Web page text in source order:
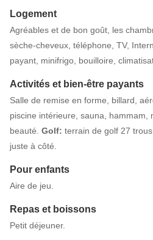
Logement
Agréables et de bon goût, les
sèche-cheveux, téléphone, TV,
payant, minifrigo, bouilloire,
Activités et bien-être payants
Salle de remise en forme, billard,
piscine intérieure, sauna, hammam,
beauté. Golf: terrain de golf 27
juste à côté.
Pour enfants
Aire de jeu.
Repas et boissons
Petit déjeuner.